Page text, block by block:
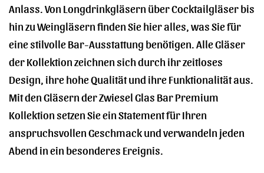
Anlass. Von Longdrinkgläsern über Cocktailgläser bis
hin zu Weingläsern finden Sie hier alles, was Sie für
eine stilvolle Bar-Ausstattung benötigen. Alle Gläser
der Kollektion zeichnen sich durch ihr zeitloses
Design, ihre hohe Qualität und ihre Funktionalität aus.
Mit den Gläsern der Zwiesel Glas Bar Premium
Kollektion setzen Sie ein Statement für Ihren
anspruchsvollen Geschmack und verwandeln jeden
Abend in ein besonderes Ereignis.